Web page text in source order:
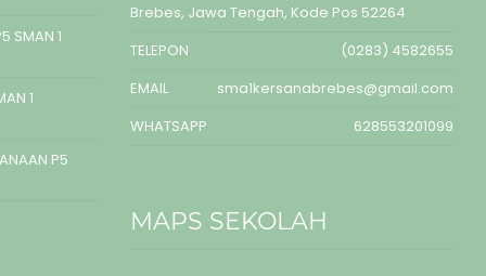
SMAN 1
1
P5
Brebes, Jawa Tengah, Kode Pos 52264
TELEPON
(0283) 4582655
EMAIL
sma1kersanabrebes@gmail.com
WHATSAPP
628553201099
MAPS SEKOLAH